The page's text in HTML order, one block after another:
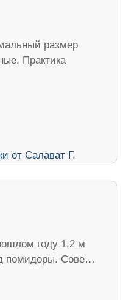
размер
Практика
году 1.2 м
помидоры. Сове…